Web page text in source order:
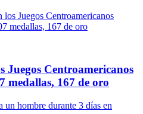
Juegos Centroamericanos
medallas, 167 de oro